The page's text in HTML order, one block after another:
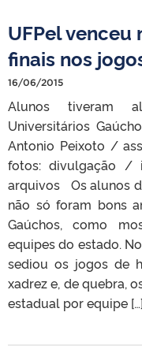
UFPel venceu
finais nos
16/06/2015
Alunos tiveram
Universitários
Antonio Peixoto /
fotos: divulgação /
arquivos Os alunos
não só foram bons
Gaúchos, como
equipes do estado.
sediou os jogos de
xadrez e, de quebra,
estadual por equipe […]